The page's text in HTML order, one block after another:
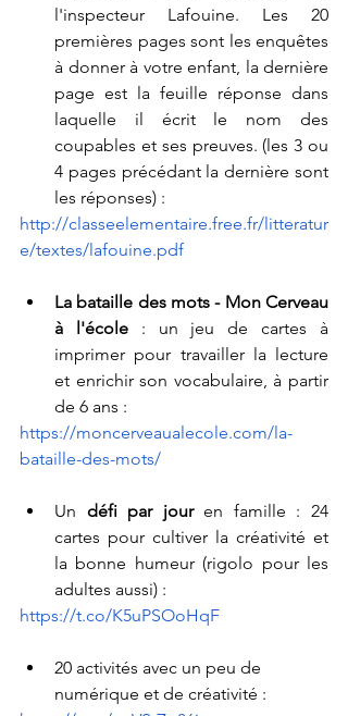
l'inspecteur Lafouine. Les 20
premières pages sont les enquêtes
à donner à votre enfant, la dernière
page est la feuille réponse dans
laquelle il écrit le nom des
coupables et ses preuves. (les 3 ou
4 pages précédant la dernière sont
les réponses) :
http://classeelementaire.free.fr/litteratur
e/textes/lafouine.pdf
La bataille des mots - Mon Cerveau
à l'école : un jeu de cartes à
imprimer pour travailler la lecture
et enrichir son vocabulaire, à partir
de 6 ans :
https://moncerveaualecole.com/la-
bataille-des-mots/
Un défi par jour en famille : 24
cartes pour cultiver la créativité et
la bonne humeur (rigolo pour les
adultes aussi) :
https://t.co/K5uPSOoHqF
20 activités avec un peu de
numérique et de créativité :